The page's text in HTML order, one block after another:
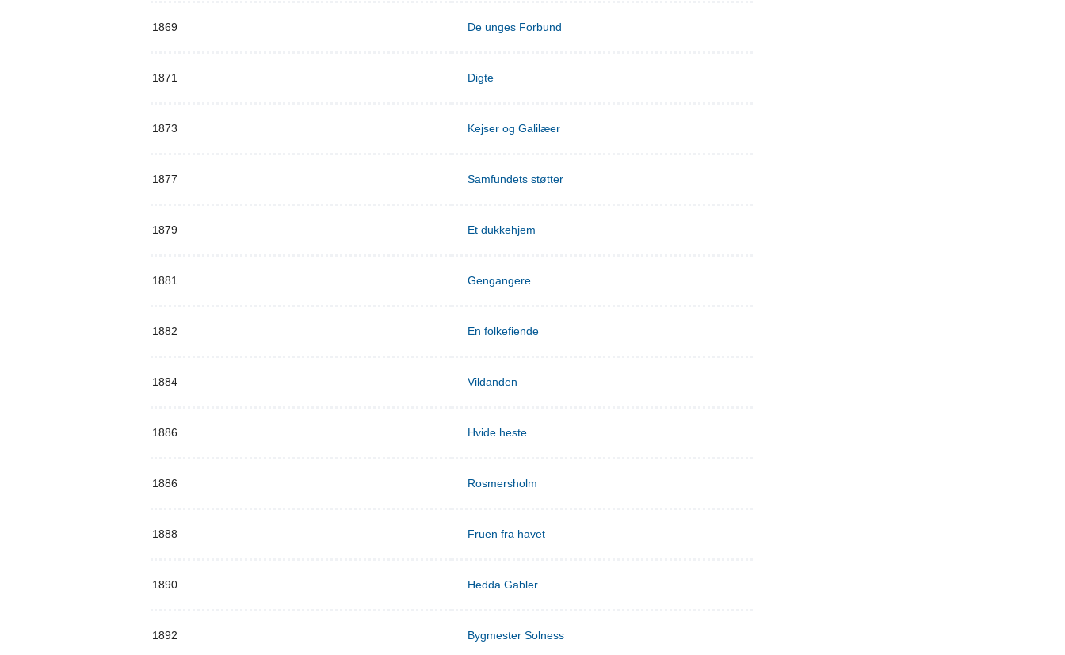
1869 De unges Forbund
1871 Digte
1873 Kejser og Galilæer
1877 Samfundets støtter
1879 Et dukkehjem
1881 Gengangere
1882 En folkefiende
1884 Vildanden
1886 Hvide heste
1886 Rosmersholm
1888 Fruen fra havet
1890 Hedda Gabler
1892 Bygmester Solness